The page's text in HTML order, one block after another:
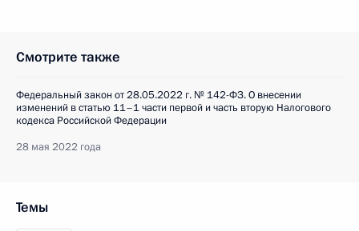
Смотрите также
Федеральный закон от 28.05.2022 г. № 142-ФЗ. О внесении
изменений в статью 11–1 части первой и часть вторую Налогового
кодекса Российской Федерации
28 мая 2022 года
Темы